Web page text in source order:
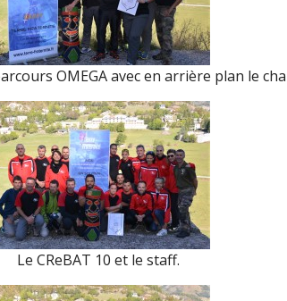
OMEGA avec en arrière plan le
Le CReBAT 10 et le staff.